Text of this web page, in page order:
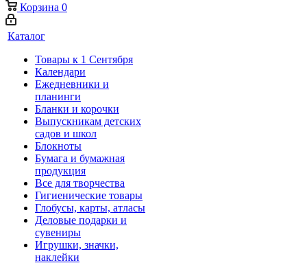
Корзина 0
Каталог
Товары к 1 Сентября
Календари
Ежедневники и
планинги
Бланки и корочки
Выпускникам детских
садов и школ
Блокноты
Бумага и бумажная
продукция
Все для творчества
Гигиенические товары
Глобусы, карты, атласы
Деловые подарки и
сувениры
Игрушки, значки,
наклейки